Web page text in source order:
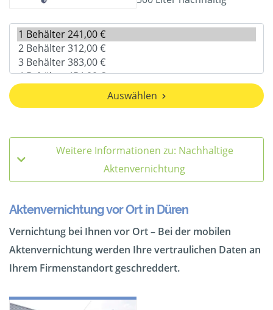
Auswählen
Weitere Informationen zu: Nachhaltige
Aktenvernichtung
Aktenvernichtung vor Ort in Düren
Vernichtung bei Ihnen vor Ort – Bei der mobilen
Aktenvernichtung werden Ihre vertraulichen Daten an
Ihrem Firmenstandort geschreddert.